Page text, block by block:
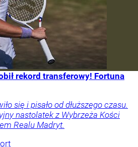
rekord transferowy! Fortuna
się i pisało od dłuższego czasu.
nastolatek z Wybrzeża Kości
Realu Madryt.